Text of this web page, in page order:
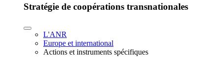
Stratégie de coopérations transnationales
L'ANR
Europe et international
Actions et instruments spécifiques